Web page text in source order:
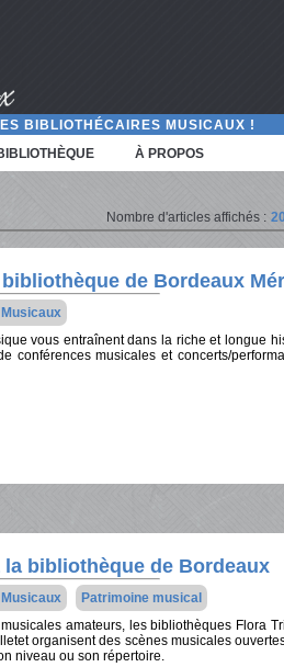
BIBLIOTHÉCAIRES MUSICAUX !
À PROPOS
Nombre d'articles affichés : 20
de Bordeaux
Musicaux
vous entraînent dans la riche et longue
conférences musicales et concerts/
bibliothèque de Bordeaux
Patrimoine musical
amateurs, les bibliothèques Flora
organisent des scènes musicales
niveau ou son répertoire.